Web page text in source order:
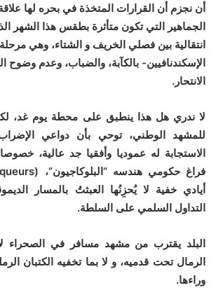
أن نجزم أن القرارات المتخذة في بحره لها
الجماهير التي تكون متأثرة بطقس هذا الشهر
انتقالية بين فصلي الخريف و الشتاء، وهي
الإسكندنافيين- بالكآبة، والضباب، وعدم وضوح
الانتحار.
لا ندري هل هذا ينطبق على محطة يوم غد،
للمشهد الوطني، توحي بأن دواعي
الاستجابة له عموديا وأفقيا جد عالية،
أيادي خفية لا يُحزِنُها العبثتُ بالمسار
التداول السلمي على السلطة.
البلد يقترب من مشهد مسافر في الصحراء
الرمال تحت قدميه، و لا بما تخفيه الكتبان
وراءها.